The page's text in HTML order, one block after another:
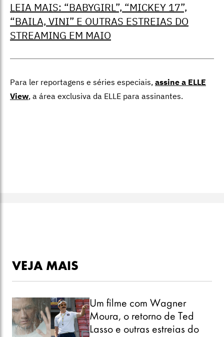
LEIA MAIS: “BABYGIRL”, “MICKEY 17”,
“BAILA, VINI” E OUTRAS ESTREIAS DO
STREAMING EM MAIO
Para ler reportagens e séries especiais, assine a ELLE
View, a área exclusiva da ELLE para assinantes.
VEJA MAIS
Um filme com Wagner
Moura, o retorno de Ted
Lasso e outras estreias do